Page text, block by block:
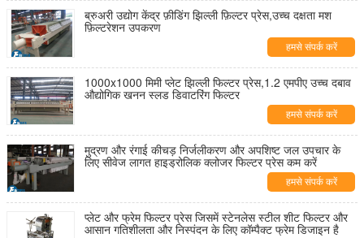
ब्रुअरी उद्योग केंद्र फ़ीडिंग झिल्ली फ़िल्टर प्रेस,उच्च दक्षता मश
फ़िल्टरेशन उपकरण
हमसे संपर्क करें
1000x1000 मिमी प्लेट झिल्ली फिल्टर प्रेस,1.2 एमपीए उच्च दबाव
औद्योगिक खनन स्लड डिवाटरिंग फिल्टर
हमसे संपर्क करें
मुद्रण और रंगाई कीचड़ निर्जलीकरण और अपशिष्ट जल उपचार के
लिए सीवेज लागत हाइड्रोलिक क्लोजर फिल्टर प्रेस कम करें
हमसे संपर्क करें
प्लेट और फ्रेम फिल्टर प्रेस जिसमें स्टेनलेस स्टील शीट फिल्टर और
आसान गतिशीलता और निस्पंदन के लिए कॉम्पैक्ट फ्रेम डिजाइन है